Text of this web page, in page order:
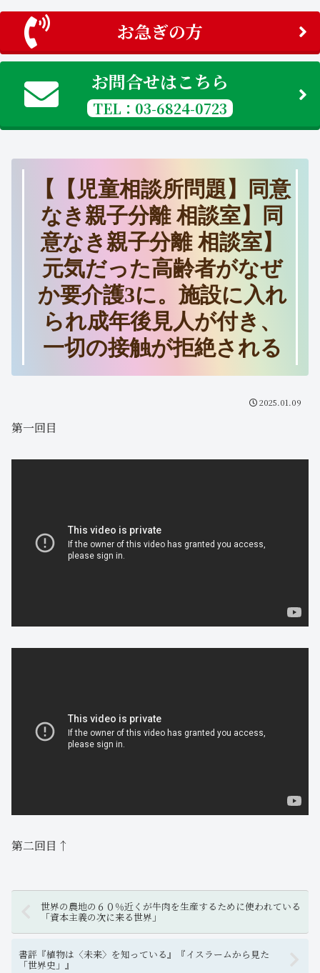
お急ぎの方
お問合せはこちら
TEL：03-6824-0723
【【児童相談所問題】同意
なき親子分離 相談室】同
意なき親子分離 相談室】
元気だった高齢者がなぜ
か要介護3に。施設に入れ
られ成年後見人が付き、
一切の接触が拒絶される
2025.01.09
第一回目
第二回目↑
世界の農地の６０％近くが牛肉を生産するために使われている
「資本主義の次に来る世界」
書評『植物は〈未来〉を知っている』『イスラームから見た
「世界史」』